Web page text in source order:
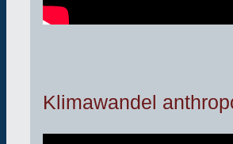
Klimawandel